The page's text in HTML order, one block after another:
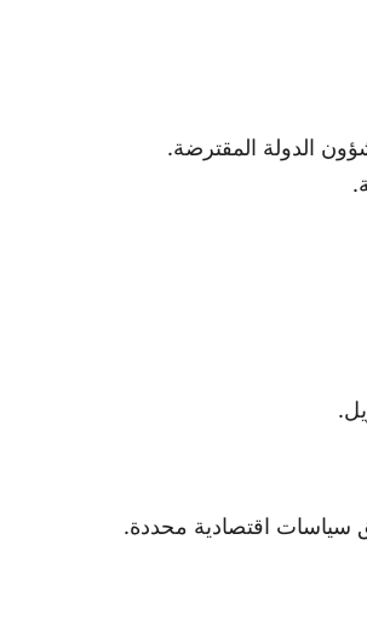
الدولة المقترضة.
سياسات اقتصادية محددة.